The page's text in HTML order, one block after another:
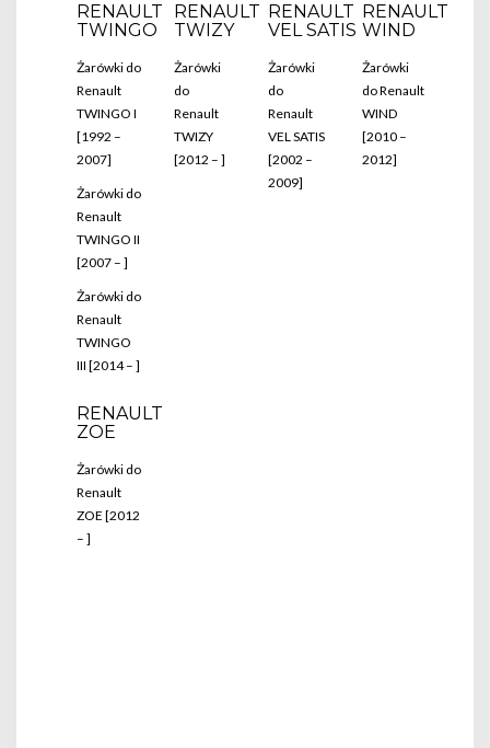
RENAULT
TWINGO
Żarówki do
Renault
TWINGO I
[1992 –
2007]
Żarówki do
Renault
TWINGO II
[2007 – ]
Żarówki do
Renault
TWINGO
III [2014 – ]
RENAULT
TWIZY
Żarówki
do
Renault
TWIZY
[2012 – ]
RENAULT
VEL SATIS
Żarówki
do
Renault
VEL SATIS
[2002 –
2009]
RENAULT
WIND
Żarówki
do Renault
WIND
[2010 –
2012]
RENAULT
ZOE
Żarówki do
Renault
ZOE [2012
– ]